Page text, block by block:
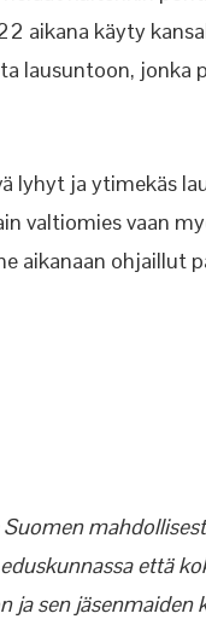
aikana käyty
lausuntoon, jonka
lyhyt ja ytimekäs
valtiomies vaan
aikanaan ohjaillut
että
ja sen